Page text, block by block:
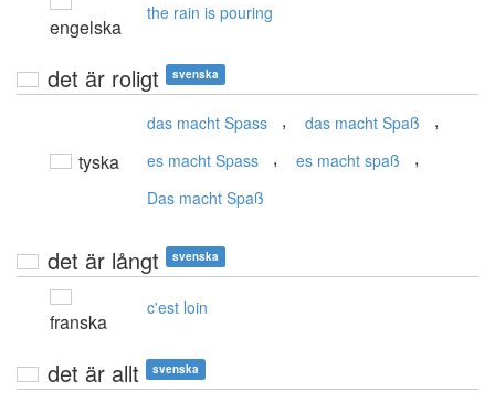
engelska
the rain is pouring
det är roligt svenska
tyska
das macht Spass , das macht Spaß ,
es macht Spass , es macht spaß ,
Das macht Spaß
det är långt svenska
franska
c'est loin
det är allt svenska